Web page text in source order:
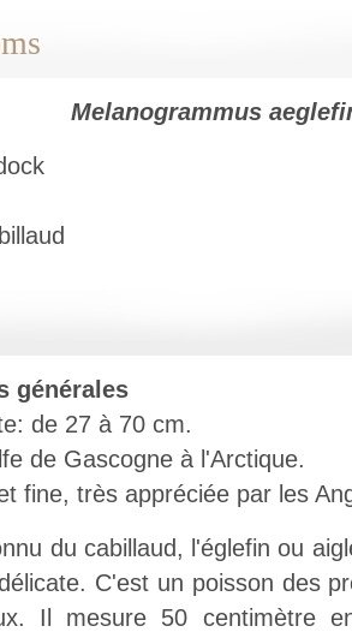
Melanogrammus
générales
de 27 à 70 cm.
de Gascogne à l'Arctique.
fine, très appréciée par les
du cabillaud, l'églefin ou
C'est un poisson des
Il mesure 50 centimètre